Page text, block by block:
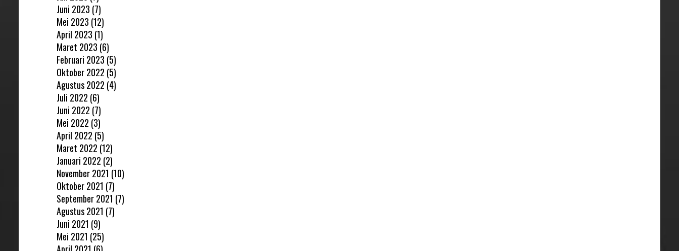
Juni 2023 (7)
Mei 2023 (12)
April 2023 (1)
Maret 2023 (6)
Februari 2023 (5)
Oktober 2022 (5)
Agustus 2022 (4)
Juli 2022 (6)
Juni 2022 (7)
Mei 2022 (3)
April 2022 (5)
Maret 2022 (12)
Januari 2022 (2)
November 2021 (10)
Oktober 2021 (7)
September 2021 (7)
Agustus 2021 (7)
Juni 2021 (9)
Mei 2021 (25)